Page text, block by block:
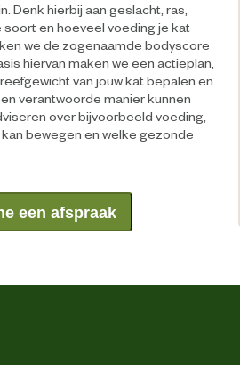
Denk hierbij aan geslacht, ras,
soort en hoeveel voeding je kat
we de zogenaamde bodyscore
hiervan maken we een actieplan,
van jouw kat bepalen en
verantwoorde manier kunnen
over bijvoorbeeld voeding,
bewegen en welke gezonde
een afspraak